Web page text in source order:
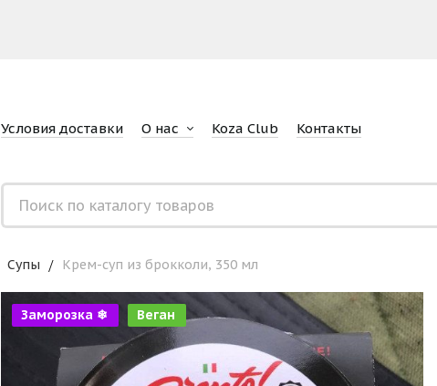
Условия доставки О нас Koza Club Контакты
Супы Крем-суп из брокколи, 350 мл
Заморозка ❄ Веган